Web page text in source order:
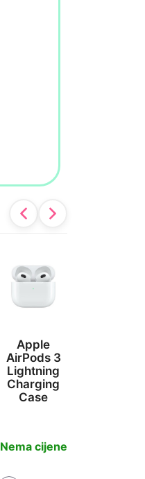
Apple
AirPods 3
Lightning
Charging
Case
Nema cijene